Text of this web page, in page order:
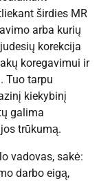
širdies MR
arba kurių
korekcija
koregavimui ir
Tuo tarpu
kiekybinį
galima
trūkumą.
vadovas, sakė:
darbo eigą,